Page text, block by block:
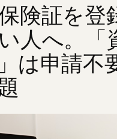
険証を登
人へ。「
は申請不